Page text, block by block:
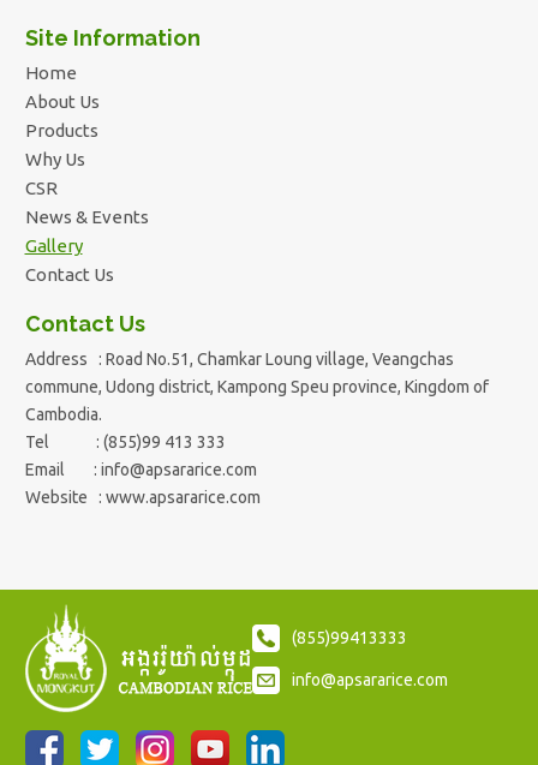
Site Information
Home
About Us
Products
Why Us
CSR
News & Events
Gallery
Contact Us
Contact Us
Address : Road No.51, Chamkar Loung village, Veangchas
commune, Udong district, Kampong Speu province, Kingdom of
Cambodia.
Tel : (855)99 413 333
Email : info@apsararice.com
Website : www.apsararice.com
(855)99413333
info@apsararice.com